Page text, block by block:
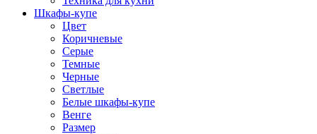
Шкафы-купе
Цвет
Коричневые
Серые
Темные
Черные
Светлые
Белые шкафы-купе
Венге
Размер